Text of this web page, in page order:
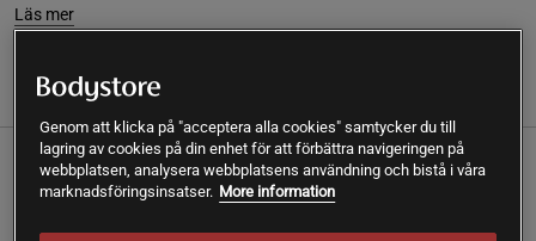
Läs mer
Information Recensioner
Få ut maximalt av din oljerengöring med rengöringssvamp
från Organics by Sara. Facial Cleansing Sponge är en
naturlig rengöringssvamp av cellulosa som används för att
Genom att klicka på "acceptera alla cookies" samtycker du till
lagring av cookies på din enhet för att förbättra navigeringen på
webbplatsen, analysera webbplatsens användning och bistå i våra
marknadsföringsinsatser. More information